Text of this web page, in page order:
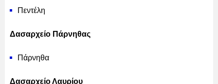
Πεντέλη
Δασαρχείο Πάρνηθας
Πάρνηθα
Δασαρχείο Λαυρίου